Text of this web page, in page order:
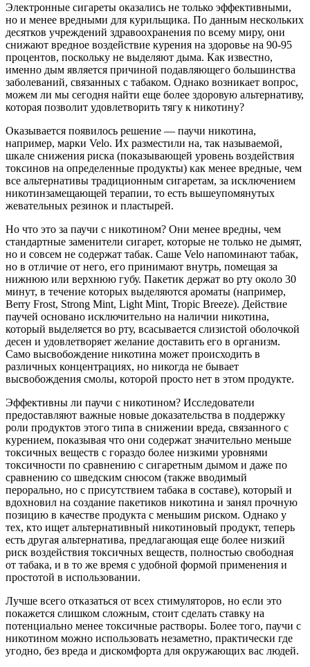
Электронные сигареты оказались не только эффективными,
но и менее вредными для курильщика. По данным нескольких
десятков учреждений здравоохранения по всему миру, они
снижают вредное воздействие курения на здоровье на 90-95
процентов, поскольку не выделяют дыма. Как известно,
именно дым является причиной подавляющего большинства
заболеваний, связанных с табаком. Однако возникает вопрос,
можем ли мы сегодня найти еще более здоровую альтернативу,
которая позволит удовлетворить тягу к никотину?
Оказывается появилось решение — паучи никотина,
например, марки Velo. Их разместили на, так называемой,
шкале снижения риска (показывающей уровень воздействия
токсинов на определенные продукты) как менее вредные, чем
все альтернативы традиционным сигаретам, за исключением
никотинзамещающей терапии, то есть вышеупомянутых
жевательных резинок и пластырей.
Но что это за паучи с никотином? Они менее вредны, чем
стандартные заменители сигарет, которые не только не дымят,
но и совсем не содержат табак. Саше Velo напоминают табак,
но в отличие от него, его принимают внутрь, помещая за
нижнюю или верхнюю губу. Пакетик держат во рту около 30
минут, в течение которых выделяются ароматы (например,
Berry Frost, Strong Mint, Light Mint, Tropic Breeze). Действие
паучей основано исключительно на наличии никотина,
который выделяется во рту, всасывается слизистой оболочкой
десен и удовлетворяет желание доставить его в организм.
Само высвобождение никотина может происходить в
различных концентрациях, но никогда не бывает
высвобождения смолы, которой просто нет в этом продукте.
Эффективны ли паучи с никотином? Исследователи
предоставляют важные новые доказательства в поддержку
роли продуктов этого типа в снижении вреда, связанного с
курением, показывая что они содержат значительно меньше
токсичных веществ с гораздо более низкими уровнями
токсичности по сравнению с сигаретным дымом и даже по
сравнению со шведским снюсом (также вводимый
перорально, но с присутствием табака в составе), который и
вдохновил на создание пакетиков никотина и занял прочную
позицию в качестве продукта с меньшим риском. Однако у
тех, кто ищет альтернативный никотиновый продукт, теперь
есть другая альтернатива, предлагающая еще более низкий
риск воздействия токсичных веществ, полностью свободная
от табака, и в то же время с удобной формой применения и
простотой в использовании.
Лучше всего отказаться от всех стимуляторов, но если это
покажется слишком сложным, стоит сделать ставку на
потенциально менее токсичные растворы. Более того, паучи с
никотином можно использовать незаметно, практически где
угодно, без вреда и дискомфорта для окружающих вас людей.